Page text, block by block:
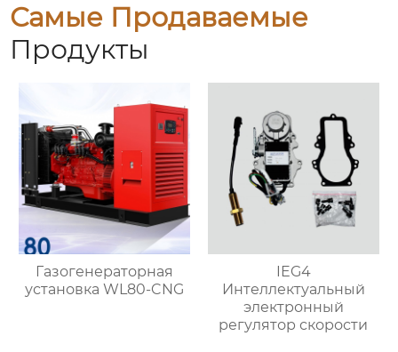
Самые Продаваемые
Продукты
Газогенераторная
установка WL80-CNG
IEG4
Интеллектуальный
электронный
регулятор скорости